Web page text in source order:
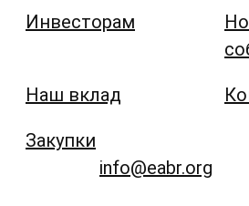
Инвесторам
Наш вклад
Закупки
info@eabr.org